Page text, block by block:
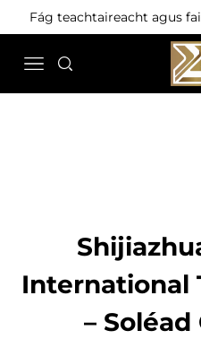
Fág teachtaireacht agus
International
–